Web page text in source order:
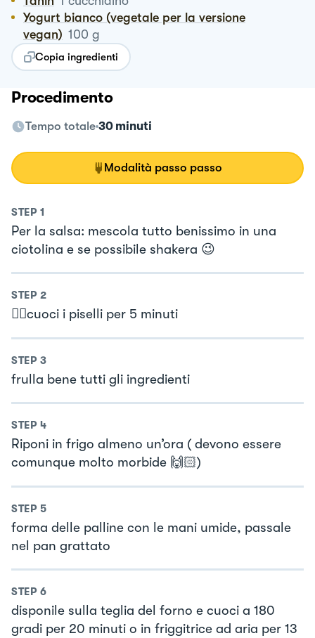
Yogurt bianco (vegetale per la versione
vegan) 100 g
Copia ingredienti
Procedimento
Tempo totale 30 minuti
Modalità passo passo
STEP 1
Per la salsa: mescola tutto benissimo in una
ciotolina e se possibile shakera 😉
STEP 2
👉🏻cuoci i piselli per 5 minuti
STEP 3
frulla bene tutti gli ingredienti
STEP 4
Riponi in frigo almeno un’ora ( devono essere
comunque molto morbide 🙌🏻)
STEP 5
forma delle palline con le mani umide, passale
nel pan grattato
STEP 6
disponile sulla teglia del forno e cuoci a 180
gradi per 20 minuti o in friggitrice ad aria per 13